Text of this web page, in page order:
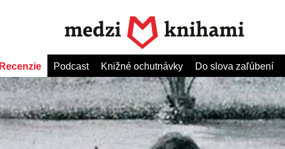
Recenzie Podcast Knižné ochutnávky Do slova zaľúbení